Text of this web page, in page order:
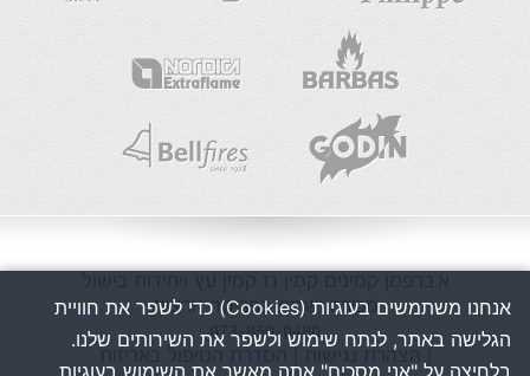
מכירה ושרות בפריסה ארצית
073-850-0480
| הצהרת נגישות
אנחנו משתמשים בעוגיות (Cookies) כדי לשפר את חוויית
הגלישה באתר, לנתח שימוש ולשפר את השירותים שלנו.
בלחיצה על "אני מסכים" אתה מאשר את השימוש בעוגיות